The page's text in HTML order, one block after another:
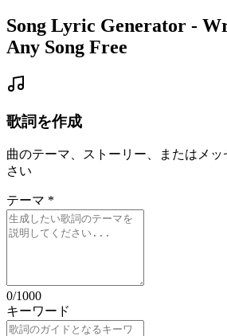
Song Lyric Generator -
Any Song Free
歌詞を作成
曲のテーマ、ストーリー、またはメ
さい
テーマ *
0/1000
キーワード